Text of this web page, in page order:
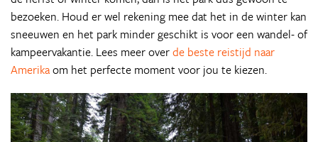
bezoeken. Houd er wel rekening mee dat het in de winter kan
sneeuwen en het park minder geschikt is voor een wandel- of
kampeervakantie. Lees meer overde beste reistijd naar
Amerikaom het perfecte moment voor jou te kiezen.